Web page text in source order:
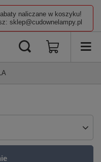
naliczane w koszyku!
sklep@cudownelampy.pl